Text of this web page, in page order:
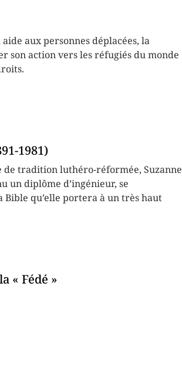
aux personnes déplacées, la
son action vers les réfugiés du monde
1981)
de tradition luthéro-réformée, Suzanne
un diplôme d’ingénieur, se
Bible qu’elle portera à un très haut
« Fédé »